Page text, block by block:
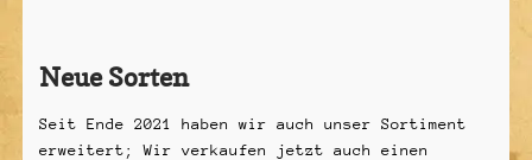
Neue Sorten
Seit Ende 2021 haben wir auch unser Sortiment
erweitert; Wir verkaufen jetzt auch einen